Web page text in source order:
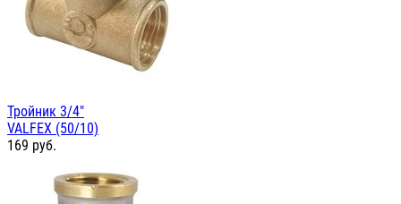
Тройник 3/4"
VALFEX (50/10)
169 руб.